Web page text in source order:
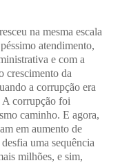
na mesma escala
atendimento,
e com a
crescimento da
a corrupção era
A corrupção foi
caminho. E agora,
em aumento de
uma sequência
milhões, e sim,